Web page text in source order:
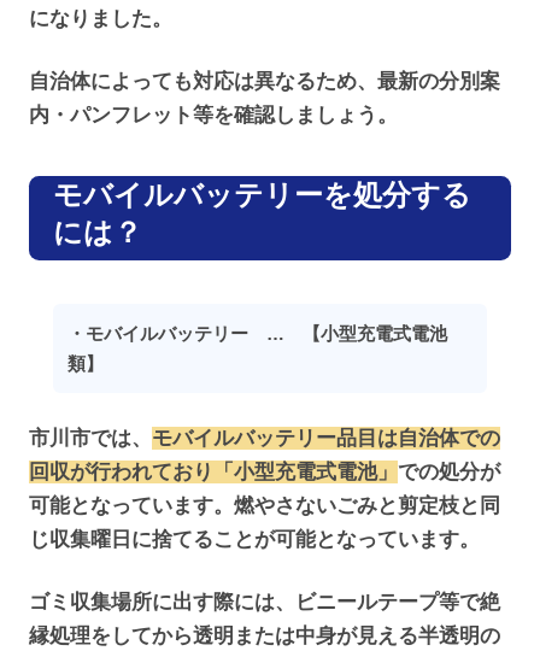
になりました。
自治体によっても対応は異なるため、最新の分別案
内・パンフレット等を確認しましょう。
モバイルバッテリーを処分する
には？
・モバイルバッテリー … 【小型充電式電池
類】
市川市では、 モバイルバッテリー品目は自治体での
回収が行われており「小型充電式電池」 での処分が
可能となっています。燃やさないごみと剪定枝と同
じ収集曜日に捨てることが可能となっています。
ゴミ収集場所に出す際には、ビニールテープ等で絶
縁処理をしてから透明または中身が見える半透明の